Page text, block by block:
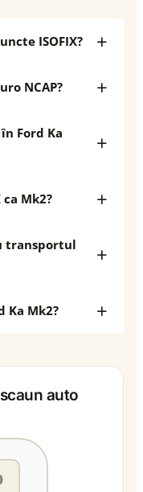
ISOFIX?
NCAP?
Ford Ka
ca Mk2?
transportul
Ka Mk2?
auto